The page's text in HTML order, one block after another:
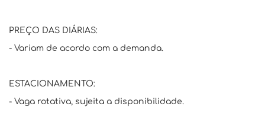
PREÇO DAS DIÁRIAS:
- Variam de acordo com a demanda.
ESTACIONAMENTO:
- Vaga rotativa, sujeita a disponibilidade.